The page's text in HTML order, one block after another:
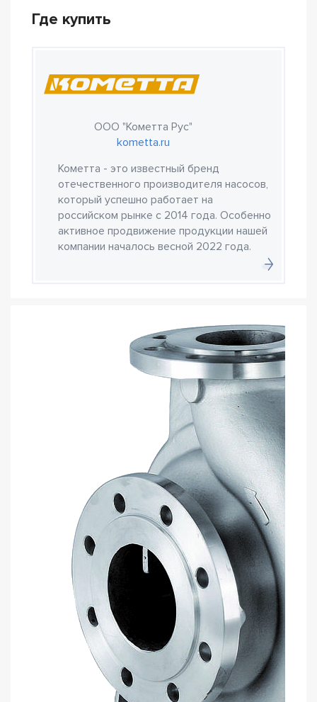
Где купить
ООО "Кометта Рус"
kometta.ru
Кометта - это известный бренд
отечественного производителя насосов,
который успешно работает на
российском рынке с 2014 года. Особенно
активное продвижение продукции нашей
компании началось весной 2022 года.